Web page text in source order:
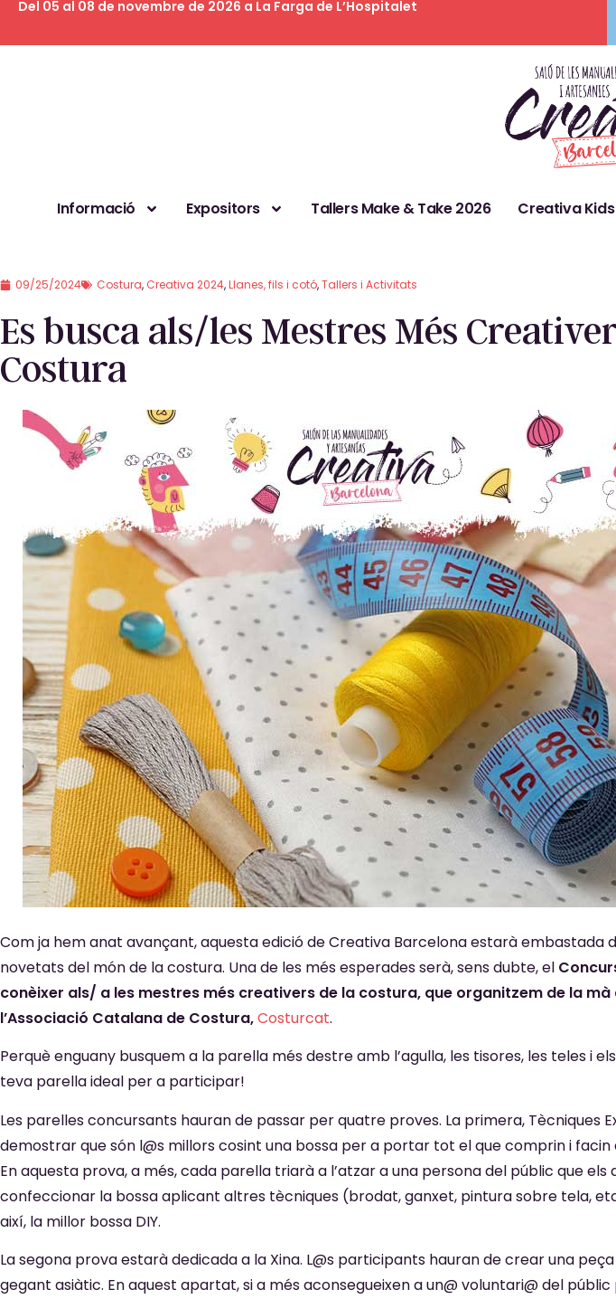
Del 05 al 08 de novembre de 2026 a La Farga de L’Hospitalet
Informació Expositors Tallers Make & Take 2026 Creativa Kids
09/25/2024 Costura, Creativa 2024,Llanes, fils i cotó,Tallers i Activitats
Es busca als/les Mestres Més
Costura
Com ja hem anat avançant, aquesta edició de Creativa Barcelona estarà embastada
novetats del món de la costura. Una de les més esperades serà, sens dubte, el
conèixer als/ a les mestres més creativers de la costura, que organitzem de la mà
l’Associació Catalana de Costura,Costurcat.
Perquè enguany busquem a la parella més destre amb l’agulla, les tisores, les teles i
teva parella ideal per a participar!
Les parelles concursants hauran de passar per quatre proves. La primera, Tècniques
demostrar que són l@s millors cosint una bossa per a portar tot el que comprin i facin
En aquesta prova, a més, cada parella triarà a l’atzar a una persona del públic que els
confeccionar la bossa aplicant altres tècniques (brodat, ganxet, pintura sobre tela,
així, la millor bossa DIY.
La segona prova estarà dedicada a la Xina. L@s participants hauran de crear una
gegant asiàtic. En aquest apartat, si a més aconsegueixen a un@ voluntari@ del